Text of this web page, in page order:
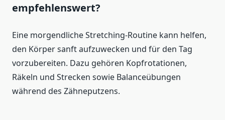
empfehlenswert?
Eine morgendliche Stretching-Routine kann helfen,
den Körper sanft aufzuwecken und für den Tag
vorzubereiten. Dazu gehören Kopfrotationen,
Räkeln und Strecken sowie Balanceübungen
während des Zähneputzens.